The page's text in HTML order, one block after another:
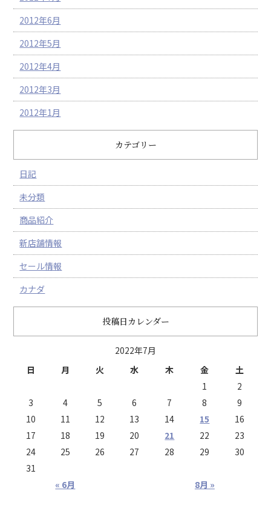
2012年6月
2012年5月
2012年4月
2012年3月
2012年1月
カテゴリー
日記
未分類
商品紹介
新店舗情報
セール情報
カナダ
投稿日カレンダー
2022年7月
日
月 火 水 木 金 土
« 6月 8月 »
1
2
3
4 5 6 7 8
9
10
11 12 13 14 15
16
17
18 19 20 21 22
23
24
25 26 27 28 29
30
31